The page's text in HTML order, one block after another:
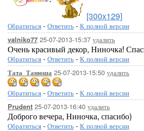
[300x129]
Обратиться - Ответить - К полной версии
valniko77 25-07-2013-15:37 удалить
Очень красивый декор, Ниночка!
Обратиться - Ответить - К полной версии
Тата_Танюша 25-07-2013-15:50 удалить
Обратиться - Ответить - К полной версии
Prudent 25-07-2013-16:40 удалить
Доброго вечера, Ниночка, спасибо)
Обратиться - Ответить - К полной версии